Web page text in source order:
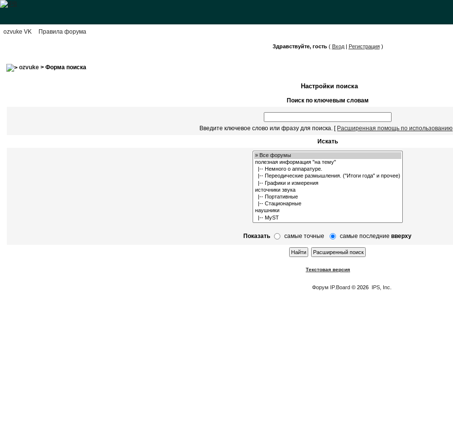
ozvuke VK Правила форума
Здравствуйте, гость( Вход| Регистрация)
ozvuke > Форма поиска
Настройки поиска
Поиск по ключевым словам
Введите ключевое слово или фразу для поиска. [ Расширенная помощь по использованию
Искать
Показать самые точные самые последниевверху
Текстовая версия
Форум IP.Board © 2026 IPS, Inc